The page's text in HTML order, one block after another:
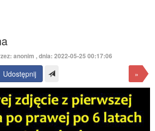
anonim , dnia: 2022-05-25 00:17:06
Udostępnij »